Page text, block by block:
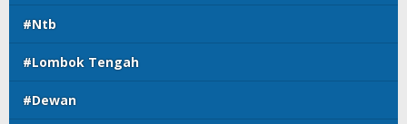
#Ntb
#Lombok Tengah
#Dewan